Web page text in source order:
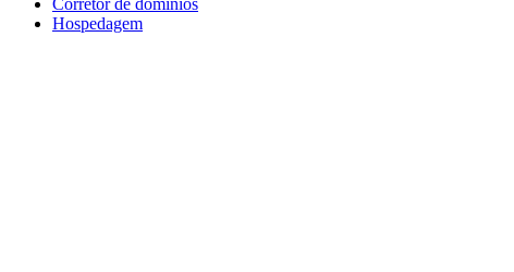
Corretor de domínios
Hospedagem